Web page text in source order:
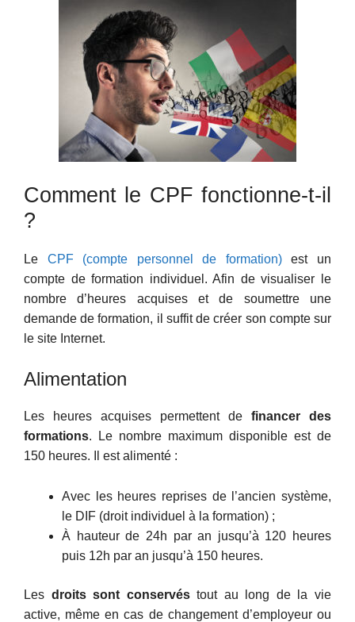
Comment le CPF fonctionne-t-il
?
Le CPF (compte personnel de formation)est un
compte de formation individuel. Afin de visualiser le
nombre d’heures acquises et de soumettre une
demande de formation, il suffit de créer son compte sur
le site Internet.
Alimentation
Les heures acquises permettent de financer des
formations. Le nombre maximum disponible est de
150 heures. Il est alimenté :
Avec les heures reprises de l’ancien système,
le DIF (droit individuel à la formation) ;
À hauteur de 24h par an jusqu’à 120 heures
puis 12h par an jusqu’à 150 heures.
Les droits sont conservéstout au long de la vie
active, même en cas de changement d’employeur ou